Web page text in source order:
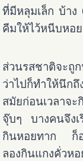
ที่มีหลุมเล็ก บ้า
คีมให้ไว้หนีบหอ
ส่วนรสชาติจะถู
ว่าไปก็ทำให้นึก
สมัยก่อนเวลาจ
จุ๊บๆ บางคนจึงเ
กินหอยทาก ก็อย
ลองกินแกงคั่วห